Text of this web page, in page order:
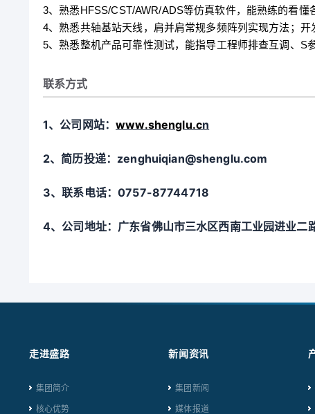
3、熟悉HFSS/CST/AWR/ADS等仿真软件，能熟练的看懂
4、熟悉共轴基站天线，肩并肩常规多频阵列实现方法；开
5、熟悉整机产品可靠性测试，能指导工程师排查互调、S
联系方式
1、公司网站：www.shenglu.cn
2、简历投递：zenghuiqian@shenglu.com
3、联系电话：0757-87744718
4、公司地址：广东省佛山市三水区西南工业园进业二
走进盛路
集团简介
核心优势
新闻资讯
集团新闻
媒体报道